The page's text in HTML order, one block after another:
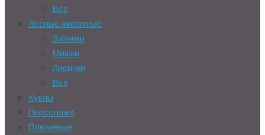
Все
Лесные животные
Зайчики
Мишки
Лисички
Все
Куклы
Персонажи
Плюшевые